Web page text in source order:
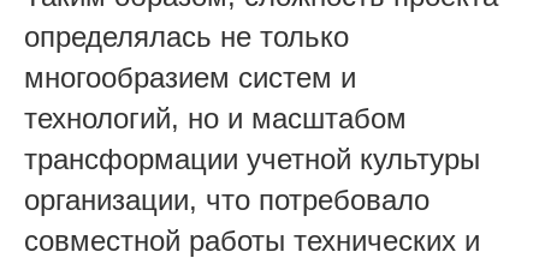
определялась не только
многообразием систем и
технологий, но и масштабом
трансформации учетной культуры
организации, что потребовало
совместной работы технических и